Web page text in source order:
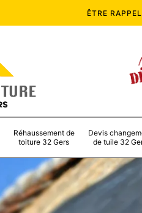
ÊTRE
Réhaussement de
toiture 32 Gers
Devis
de tuile 32